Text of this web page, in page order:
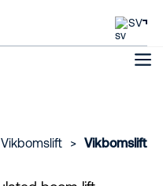
SV
Vikbomslift > Vikbomslift